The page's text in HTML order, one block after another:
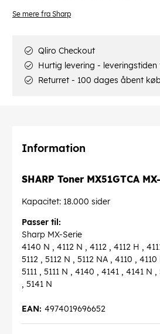
Se mere fra Sharp
Qliro Checkout
Hurtig levering -
Returret - 100 dages åbent
Information
SHARP Toner MX51GTCA
Kapacitet: 18.000 sider
Passer til:
Sharp MX-Serie
4140 N , 4112 N , 4112 , 4112 H ,
5112 , 5112 N , 5112 NA , 4110 ,
5111 , 5111 N , 4140 , 4141 , 4141 N
, 5141 N
4974019696652
EAN: